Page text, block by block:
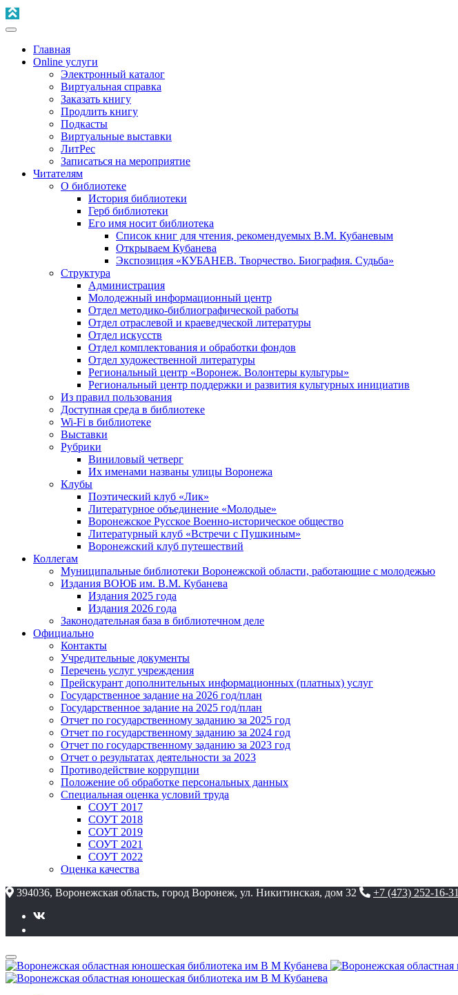
Главная
Online услуги
Электронный каталог
Виртуальная справка
Заказать книгу
Продлить книгу
Подкасты
Виртуальные выставки
ЛитРес
Записаться на мероприятие
Читателям
О библиотеке
История библиотеки
Герб библиотеки
Его имя носит библиотека
Список книг для чтения, рекомендуемых В.М. Кубаневым
Открываем Кубанева
Экспозиция «КУБАНЕВ. Творчество. Биография. Судьба»
Структура
Администрация
Молодежный информационный центр
Отдел методико-библиографической работы
Отдел отраслевой и краеведческой литературы
Отдел искусств
Отдел комплектования и обработки фондов
Отдел художественной литературы
Региональный центр «Воронеж. Волонтеры культуры»
Региональный центр поддержки и развития культурных инициатив
Из правил пользования
Доступная среда в библиотеке
Wi-Fi в библиотеке
Выставки
Рубрики
Виниловый четверг
Их именами названы улицы Воронежа
Клубы
Поэтический клуб «Лик»
Литературное объединение «Молодые»
Воронежское Русское Военно-историческое общество
Литературный клуб «Встречи с Пушкиным»
Воронежский клуб путешествий
Коллегам
Муниципальные библиотеки Воронежской области, работающие с молодежью
Издания ВОЮБ им. В.М. Кубанева
Издания 2025 года
Издания 2026 года
Законодательная база в библиотечном деле
Официально
Контакты
Учредительные документы
Перечень услуг учреждения
Прейскурант дополнительных информационных (платных) услуг
Государственное задание на 2026 год/план
Государственное задание на 2025 год/план
Отчет по государственному заданию за 2025 год
Отчет по государственному заданию за 2024 год
Отчет по государственному заданию за 2023 год
Отчет о результатах деятельности за 2023
Противодействие коррупции
Положение об обработке персональных данных
Специальная оценка условий труда
СОУТ 2017
СОУТ 2018
СОУТ 2019
СОУТ 2021
СОУТ 2022
Оценка качества
394036, Воронежская область, город Воронеж, ул. Никитинская, дом 32
+7 (473) 252-16-31